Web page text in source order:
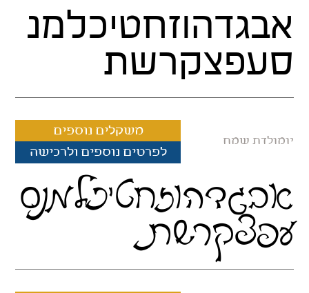
אבגדהוזחטיכלמנ
סעפצקרשת
יומולדת שמח
משקלים נוספים
לפרטים נוספים ולרכישה
אבגדהוזחטיכלמנס
עפצקרשת